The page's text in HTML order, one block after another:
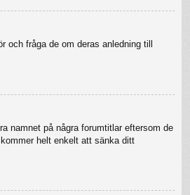
fråga de om deras anledning till
namnet på några forumtitlar eftersom de
helt enkelt att sänka ditt